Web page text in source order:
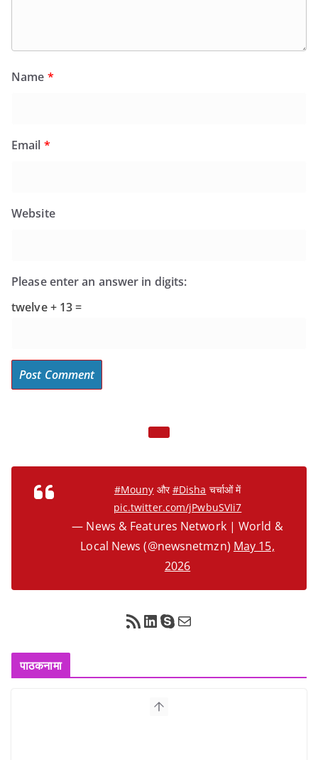
Name *
Email *
Website
Please enter an answer in digits:
twelve + 13 =
#Mouny और#Disha चर्चाओं में
pic.twitter.com/jPwbuSVIi7
— News & Features Network | World &
Local News (@newsnetmzn) May 15,
2026
RSS Feed LinkedIn Skype Mail
पाठकनामा